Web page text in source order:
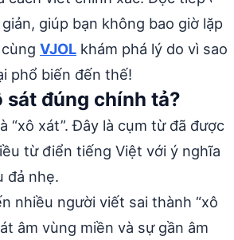
giúp bạn không bao giờ lặp
VJOL khám phá lý do vì sao
phổ biến đến thế!
sát đúng chính tả?
“xô xát”. Đây là cụm từ đã được
từ điển tiếng Việt với ý nghĩa
đả nhẹ.
nhiều người viết sai thành “xô
âm vùng miền và sự gần âm